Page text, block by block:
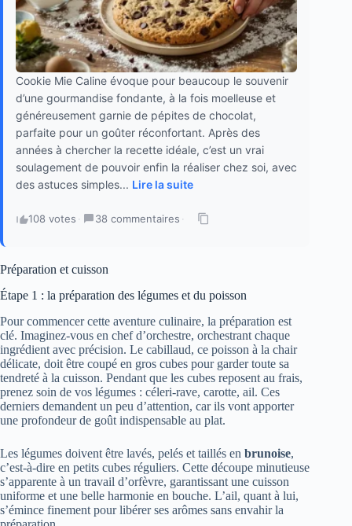
Cookie Mie Caline évoque pour beaucoup le souvenir
d’une gourmandise fondante, à la fois moelleuse et
généreusement garnie de pépites de chocolat,
parfaite pour un goûter réconfortant. Après des
années à chercher la recette idéale, c’est un vrai
soulagement de pouvoir enfin la réaliser chez soi, avec
des astuces simples... Lire la suite
108 votes · 38 commentaires ·
Préparation et cuisson
Étape 1 : la préparation des légumes et du poisson
Pour commencer cette aventure culinaire, la préparation est
clé. Imaginez-vous en chef d’orchestre, orchestrant chaque
ingrédient avec précision. Le cabillaud, ce poisson à la chair
délicate, doit être coupé en gros cubes pour garder toute sa
tendreté à la cuisson. Pendant que les cubes reposent au frais,
prenez soin de vos légumes : céleri-rave, carotte, ail. Ces
derniers demandent un peu d’attention, car ils vont apporter
une profondeur de goût indispensable au plat.
Les légumes doivent être lavés, pelés et taillés en brunoise,
c’est-à-dire en petits cubes réguliers. Cette découpe minutieuse
s’apparente à un travail d’orfèvre, garantissant une cuisson
uniforme et une belle harmonie en bouche. L’ail, quant à lui,
s’émince finement pour libérer ses arômes sans envahir la